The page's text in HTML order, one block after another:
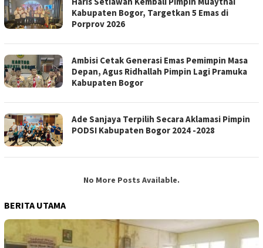
Kabupaten Bogor, Targetkan 5 Emas di
Porprov 2026
Ambisi Cetak Generasi Emas Pemimpin Masa
Depan, Agus Ridhallah Pimpin Lagi Pramuka
Kabupaten Bogor
Ade Sanjaya Terpilih Secara Aklamasi Pimpin
PODSI Kabupaten Bogor 2024 -2028
No More Posts Available.
BERITA UTAMA